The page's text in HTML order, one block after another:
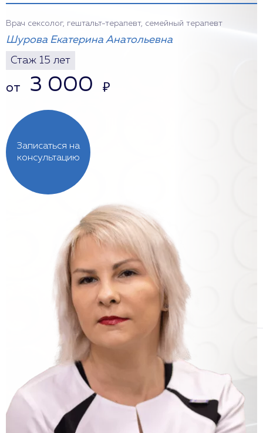
Записаться на
консультацию
Врач сексолог, гештальт-терапевт, семейный терапевт
Шурова Екатерина Анатольевна
Стаж 15 лет
от 3 000 ₽